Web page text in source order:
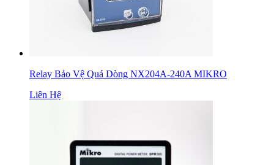
Relay Bảo Vệ Quá Dòng NX204A-240A MIKRO
Liên Hệ